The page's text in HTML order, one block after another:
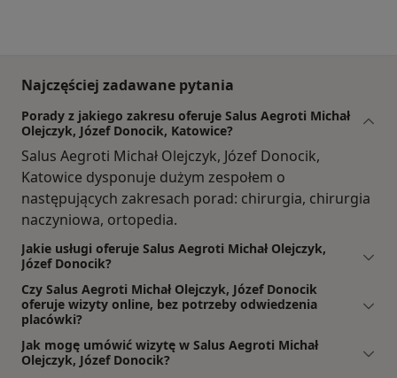
Najczęściej zadawane pytania
Porady z jakiego zakresu oferuje Salus Aegroti Michał
Olejczyk, Józef Donocik, Katowice?
Salus Aegroti Michał Olejczyk, Józef Donocik,
Katowice dysponuje dużym zespołem o
następujących zakresach porad: chirurgia, chirurgia
naczyniowa, ortopedia.
Jakie usługi oferuje Salus Aegroti Michał Olejczyk,
Józef Donocik?
Czy Salus Aegroti Michał Olejczyk, Józef Donocik
oferuje wizyty online, bez potrzeby odwiedzenia
placówki?
Jak mogę umówić wizytę w Salus Aegroti Michał
Olejczyk, Józef Donocik?